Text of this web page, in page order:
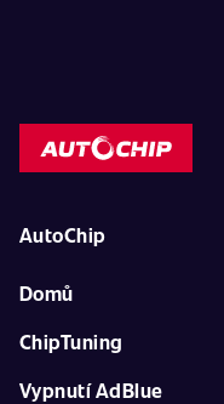
AutoChip
Domů
ChipTuning
Vypnutí AdBlue